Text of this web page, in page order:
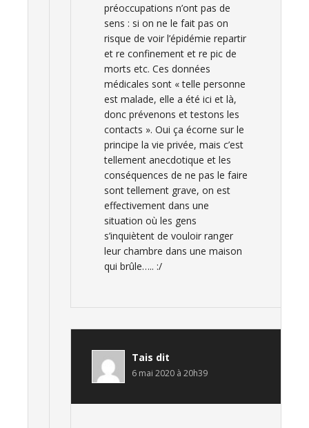
préoccupations n’ont pas de
sens : si on ne le fait pas on
risque de voir l’épidémie repartir
et re confinement et re pic de
morts etc. Ces données
médicales sont « telle personne
est malade, elle a été ici et là,
donc prévenons et testons les
contacts ». Oui ça écorne sur le
principe la vie privée, mais c’est
tellement anecdotique et les
conséquences de ne pas le faire
sont tellement grave, on est
effectivement dans une
situation où les gens
s’inquiètent de vouloir ranger
leur chambre dans une maison
qui brûle….. :/
Tais dit
6 mai 2020 à 20h39